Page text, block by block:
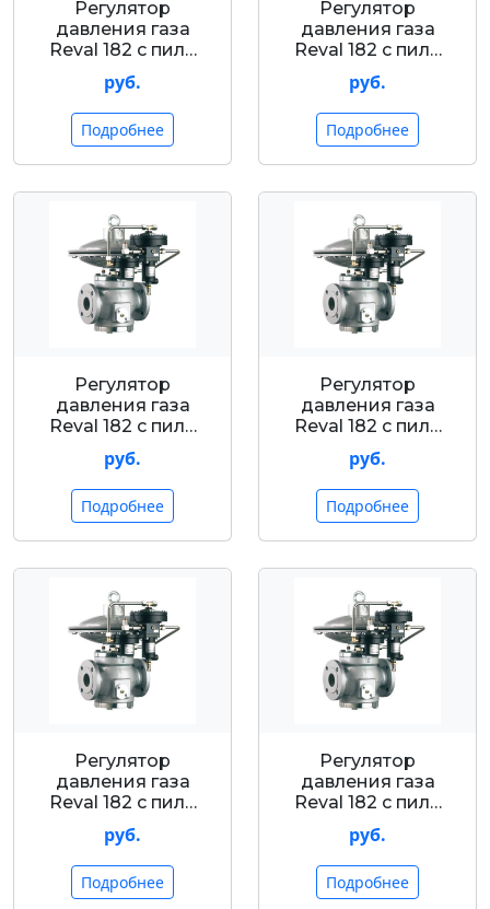
Регулятор
давления газа
Reval 182 с пил…
руб.
Подробнее
Регулятор
давления газа
Reval 182 с пил…
руб.
Подробнее
Регулятор
давления газа
Reval 182 с пил…
руб.
Подробнее
Регулятор
давления газа
Reval 182 с пил…
руб.
Подробнее
Регулятор
давления газа
Reval 182 с пил…
руб.
Подробнее
Регулятор
давления газа
Reval 182 с пил…
руб.
Подробнее